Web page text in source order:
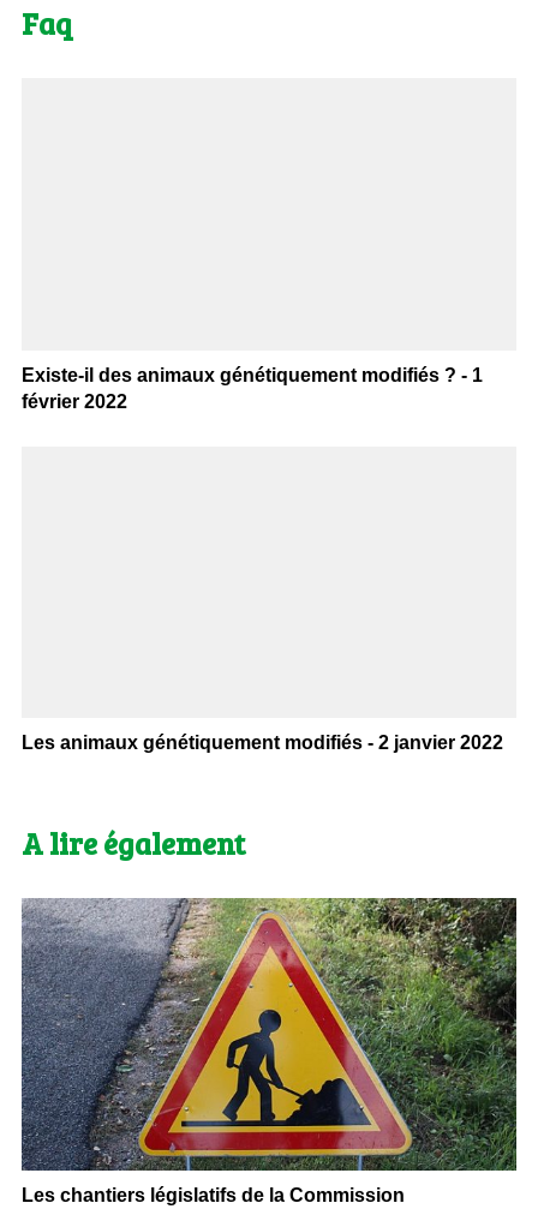
Faq
Existe-il des animaux génétiquement modifiés ? - 1
février 2022
Les animaux génétiquement modifiés - 2 janvier 2022
A lire également
Les chantiers législatifs de la Commission